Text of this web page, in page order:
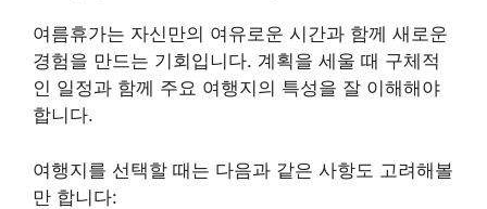
여름휴가는 자신만의 여유로운 시간과 함께 새로운
경험을 만드는 기회입니다. 계획을 세울 때 구체적
인 일정과 함께 주요 여행지의 특성을 잘 이해해야
합니다.
여행지를 선택할 때는 다음과 같은 사항도 고려해볼
만 합니다: